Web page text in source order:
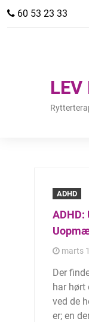
Skip
60 53 23 33
LEV
ADHD
ADHD:
marts
Der
har hørt
ved de
er; en